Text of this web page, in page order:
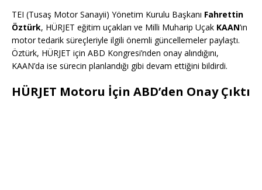
TEI (Tusaş Motor Sanayii) Yönetim Kurulu Başkanı Fahrettin
Öztürk, HÜRJET eğitim uçakları ve Milli Muharip Uçak KAAN’ın
motor tedarik süreçleriyle ilgili önemli güncellemeler paylaştı.
Öztürk, HÜRJET için ABD Kongresi’nden onay alındığını,
KAAN’da ise sürecin planlandığı gibi devam ettiğini bildirdi.
HÜRJET Motoru İçin ABD’den Onay Çıktı